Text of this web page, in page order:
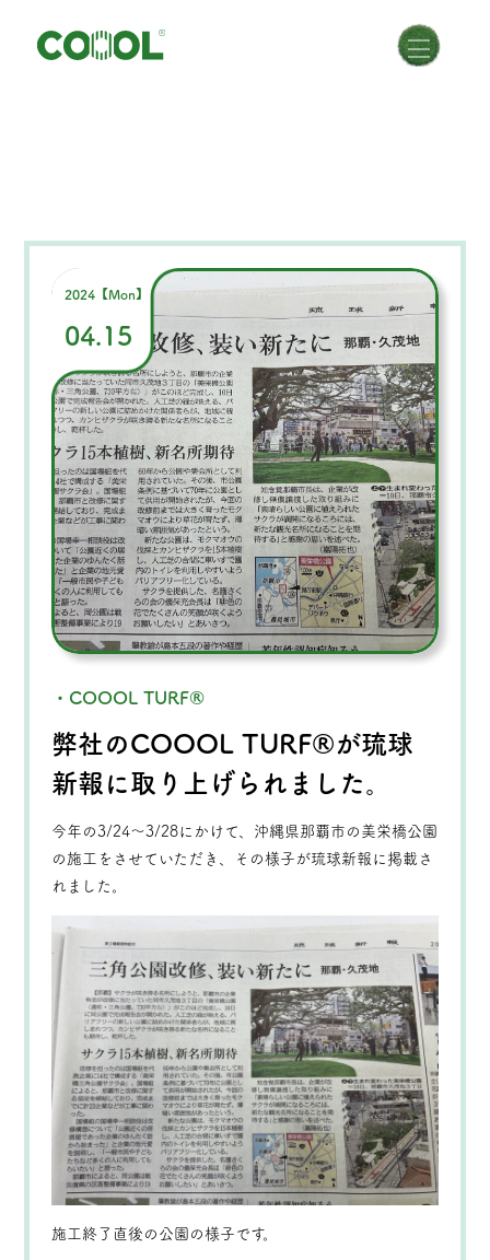
2024【Mon】
04.15
・COOOL TURF®
弊社のCOOOL TURF®が琉球
新報に取り上げられました。
今年の3/24〜3/28にかけて、沖縄県那覇市の美栄橋公園
の施工をさせていただき、その様子が琉球新報に掲載さ
れました。
施工終了直後の公園の様子です。